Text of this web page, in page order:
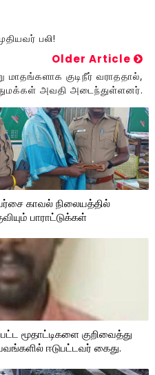
பலி!
Older Article
மாதங்களாக குடிநீர் வராததால்,
அவதி அடைந்துள்ளனர்.
காவல் நிலையத்தில்
பாராட்டுக்கள்
மூதாட்டிகளை குறிவைத்து
ஈடுபட்டவர் கைது.